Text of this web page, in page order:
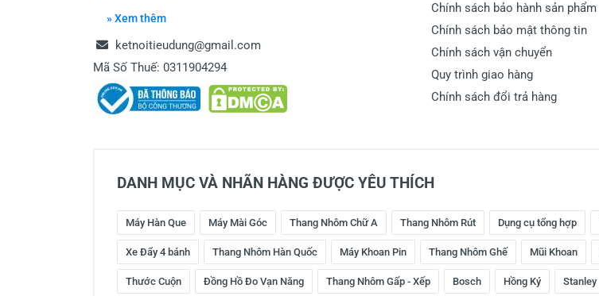
» Xem thêm
ketnoitieudung@gmail.com
Mã Số Thuế: 0311904294
Chính sách bảo hành sản phẩm
Chính sách bảo mật thông tin
Chính sách vận chuyển
Quy trình giao hàng
Chính sách đổi trả hàng
DANH MỤC VÀ NHÃN HÀNG ĐƯỢC YÊU THÍCH
Máy Hàn Que Máy Mài Góc Thang Nhôm Chữ A Thang Nhôm Rút Dụng cụ tổng hợp
Xe Đẩy 4 bánh Thang Nhôm Hàn Quốc Máy Khoan Pin Thang Nhôm Ghế Mũi Khoan
Thước Cuộn Đồng Hồ Đo Vạn Năng Thang Nhôm Gấp - Xếp Bosch Hồng Ký Stanley